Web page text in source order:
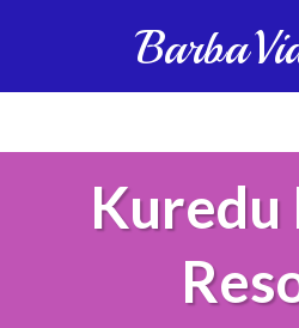
Kuredu